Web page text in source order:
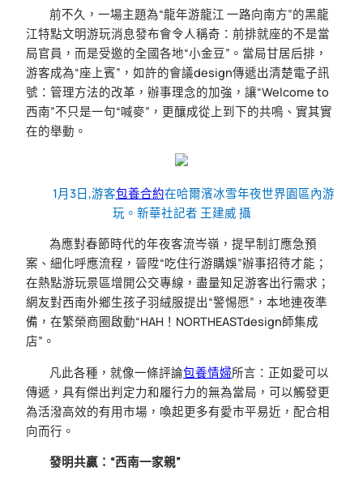
前不久，一場主題為“龍年游龍江 一路向南方”的黑龍
江特點文明游玩消息發布會令人稱奇：前排就座的不是當
局官員，而是受邀的全國各地“小金豆”。當局甘居后排，
游客成為“座上賓”，如許的會議design傳遞出清楚電子訊
號：管理方法的改革，辦事理念的加強，讓“Welcome to
西南”不只是一句“喊麥”，更釀成從上到下的共鳴、實其實
在的舉動。
1月3日,游客包養合約在哈爾濱冰雪年夜世界園區內游
玩。新華社記者 王建威 攝
為應對春節時代的年夜客流岑嶺，提早制訂應急預
案、細化呼應流程，晉陞“吃住行游購娛”辦事招待才能；
在熱點游玩景區增開公交專線，盡量知足游客出行需求；
網友對西南外鄉生孩子羽絨服提出“警惕愿”，本地連夜準
備，在繁榮商圈啟動“HAH！NORTHEASTdesign師集成
店”。
凡此各種，就像一條評論包養情婦所言：正如愛可以
傳遞，具有傑出判定力和履行力的無為當局，可以觸發更
為活潑高效的有用市場，喚起更多有愛市平易近，配合相
向而行。
發明共贏：“西南一家親”